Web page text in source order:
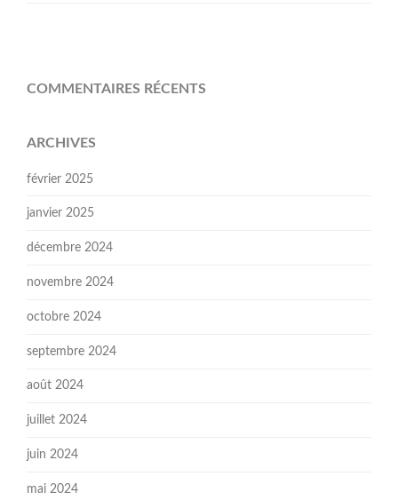
COMMENTAIRES RÉCENTS
ARCHIVES
février 2025
janvier 2025
décembre 2024
novembre 2024
octobre 2024
septembre 2024
août 2024
juillet 2024
juin 2024
mai 2024